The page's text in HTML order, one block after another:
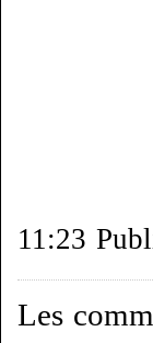
11:23
Les